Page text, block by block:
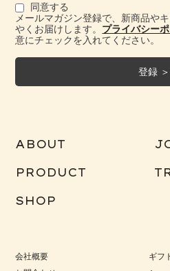
同意する
メールマガジン登録で、新商品や
やくお届けします。 プライバシー
意にチェックを入れてください。
ABOUT
PRODUCT
SHOP
会社概要
ギフ